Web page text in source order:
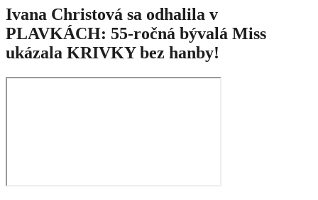
Ivana Christová sa odhalila v
PLAVKÁCH: 55-ročná bývalá Miss
ukázala KRIVKY bez hanby!